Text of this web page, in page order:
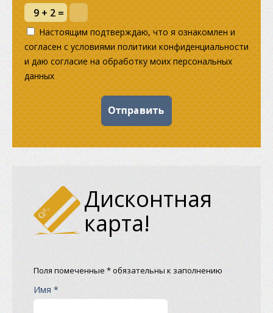
Настоящим подтверждаю, что я ознакомлен и
согласен с условиями политики конфиденциальности
и даю согласие на обработку моих персональных
данных
Дисконтная
карта!
Поля помеченные * обязательны к заполнению
Имя *